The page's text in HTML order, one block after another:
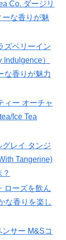
Co. ダージリ
ーな香りが魅
ズベリーイン
）
な香りが魅力
ィー オーチャ
Ice Tea
グレイ タンジ
Tangerine)
ローズを飲ん
な香りを楽し
ンサー M&Sコ